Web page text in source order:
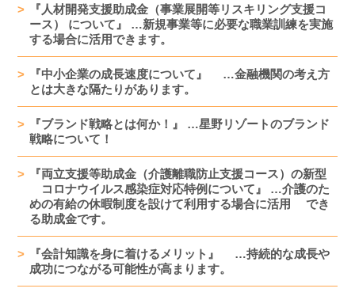
『人材開発支援助成金（事業展開等リスキリング支援コ
ース） について』 …新規事業等に必要な職業訓練を実施
する場合に活用できます。
『中小企業の成長速度について』 …金融機関の考え方
とは大きな隔たりがあります。
『ブランド戦略とは何か！』 …星野リゾートのブランド
戦略について！
『両立支援等助成金（介護離職防止支援コース）の新型
コロナウイルス感染症対応特例について』 …介護のた
めの有給の休暇制度を設けて利用する場合に活用 でき
る助成金です。
『会計知識を身に着けるメリット』 …持続的な成長や
成功につながる可能性が高まります。